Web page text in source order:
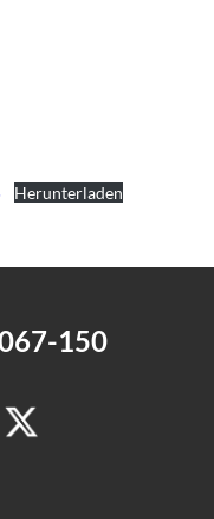
Herunterladen
150